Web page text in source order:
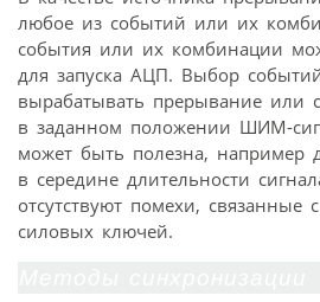
любое из событий или их
события или их комбинации
для запуска АЦП. Выбор
вырабатывать прерывание или
в заданном положении ШИМ-
может быть полезна, например
в середине длительности
отсутствуют помехи, связанные
силовых ключей.